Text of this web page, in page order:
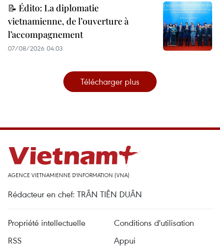
📝 Édito: La diplomatie
vietnamienne, de l’ouverture à
l’accompagnement
07/08/2026 04:03
Télécharger plus
AGENCE VIETNAMIENNE D'INFORMATION (VNA)
Rédacteur en chef: TRÂN TIÊN DUÂN
Propriété intellectuelle
Conditions d'utilisation
RSS
Appui